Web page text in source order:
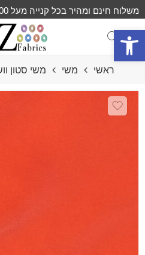
פתח סרגל נגישות
משלוח חינם ומהיר בכל קנייה מעל 300 ₪
ראשי משי משי סטון